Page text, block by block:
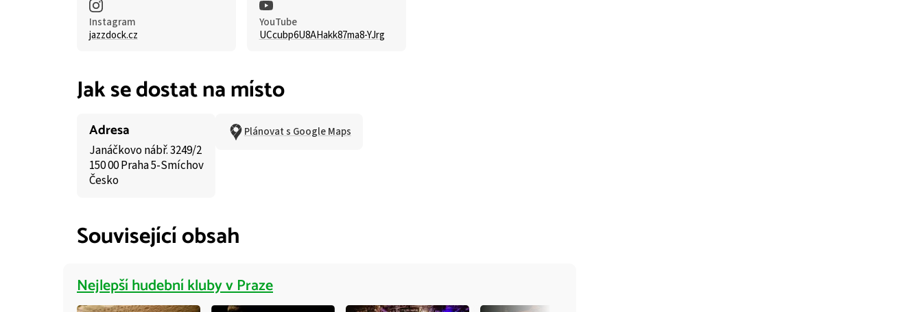
Instagram
jazzdock.cz
YouTube
UCcubp6U8AHakk87ma8-YJrg
Jak se dostat na místo
Adresa
Janáčkovo nábř. 3249/2
150 00 Praha 5-Smíchov
Česko
Plánovat s Google Maps
Související obsah
Nejlepší hudební kluby v Praze